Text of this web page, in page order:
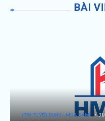
BÀI
[TIN TUYỂN DỤNG - MUA SẮM]